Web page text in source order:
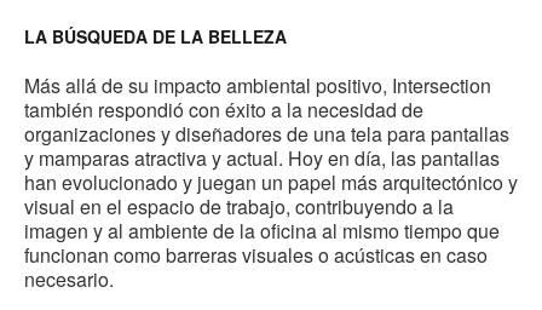
LA BÚSQUEDA DE LA BELLEZA
Más allá de su impacto ambiental positivo, Intersection
también respondió con éxito a la necesidad de
organizaciones y diseñadores de una tela para pantallas
y mamparas atractiva y actual. Hoy en día, las pantallas
han evolucionado y juegan un papel más arquitectónico y
visual en el espacio de trabajo, contribuyendo a la
imagen y al ambiente de la oficina al mismo tiempo que
funcionan como barreras visuales o acústicas en caso
necesario.